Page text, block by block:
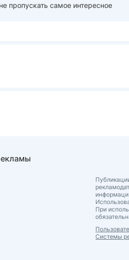
пропускать самое интересное
При
Системы